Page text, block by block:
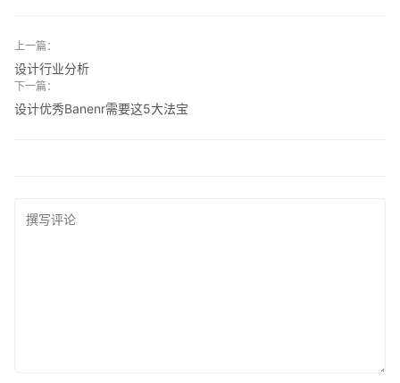
上一篇：
设计行业分析
下一篇：
设计优秀Banenr需要这5大法宝